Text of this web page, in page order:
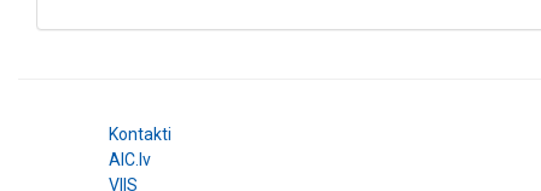
Kontakti
AIC.lv
VIIS